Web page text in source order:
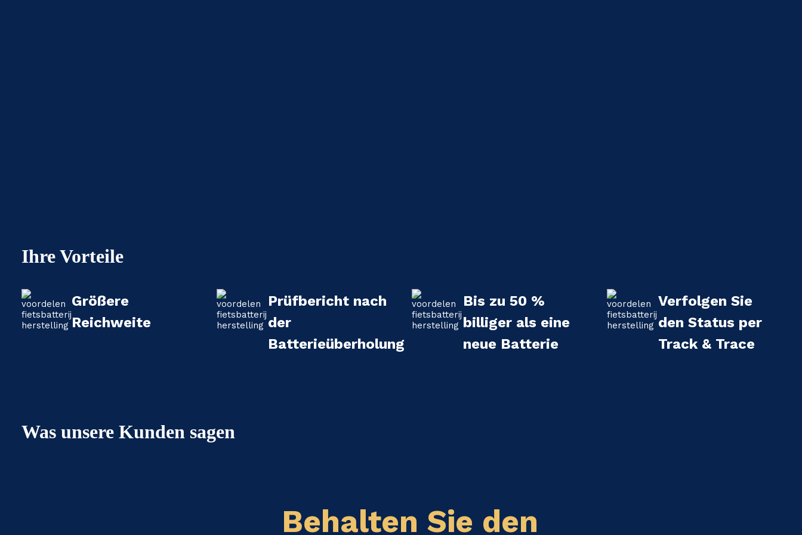
Ihre Vorteile
Größere
Reichweite
Prüfbericht nach
der
Batterieüberholung
Bis zu 50 %
billiger als eine
neue Batterie
Verfolgen Sie
den Status per
Track & Trace
Was unsere Kunden sagen
Behalten Sie den